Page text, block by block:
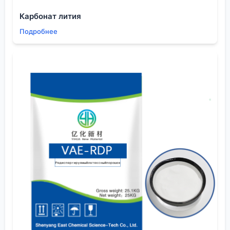
логистика и склад. Вот здесь
опыт решает все. Пиридин активно поглощает
шла в сырую погоду или тара была негерметична
выйдет за рамки. Это потом аукнется при
использовании в качестве растворителя для
реактивов Гриньяра, например.
Мы всегда рекомендуем клиентам, особенно из
сектора изоляционных материалов или
промышленной очистки, где объемы могут быть
значительными, организовывать приемку с
быстрым контрольным замером ключевых
параметров. Иногда достаточно простой проверки
на прозрачность и отсутствие взвеси. Однажды
Карбонат лития
Подробнее